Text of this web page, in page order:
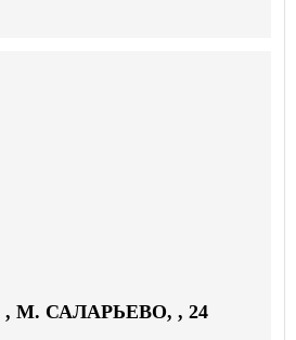
М. САЛАРЬЕВО, , 24